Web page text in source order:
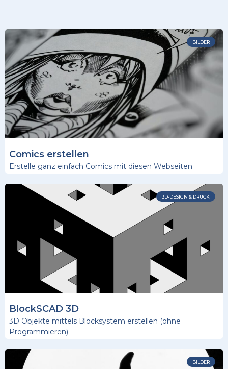
BILDER
Comics erstellen
Erstelle ganz einfach Comics mit diesen Webseiten
3D-DESIGN & DRUCK
BlockSCAD 3D
3D Objekte mittels Blocksystem erstellen (ohne
Programmieren)
BILDER